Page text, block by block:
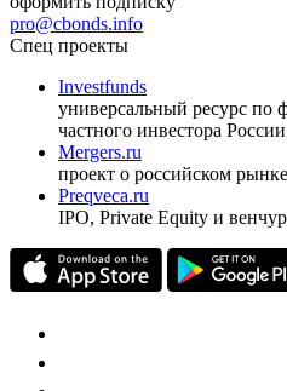
pro@cbonds.info
Спец проекты
Investfunds
универсальный ресурс по
частного инвестора России
Mergers.ru
проект о российском
Preqveca.ru
IPO, Private Equity и